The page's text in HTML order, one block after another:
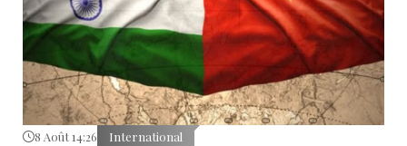
8 Août 14:26 International